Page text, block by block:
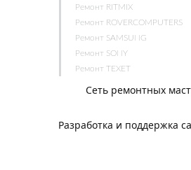
Ремонт RITMIX
Ремонт ROVERCOMPUTERS
Ремонт SAMSUNG
Ремонт SONY
Ремонт TEXET
Сеть ремонтных
Разработка и поддержка